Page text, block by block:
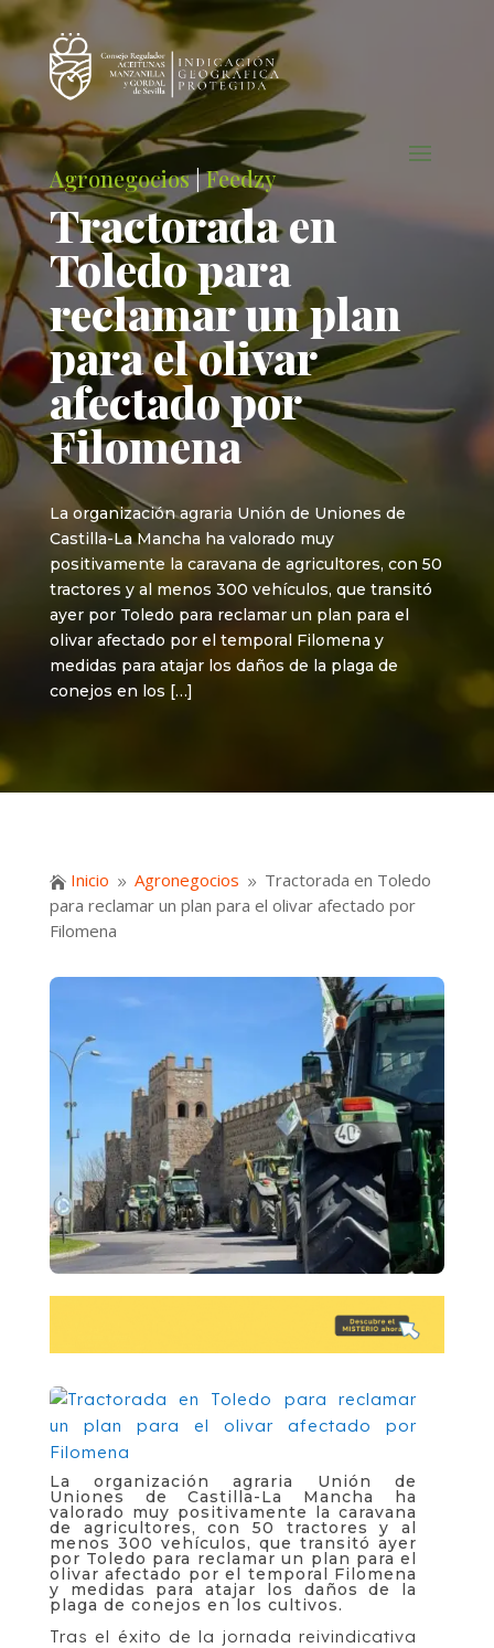
Agronegocios|Feedzy
Tractorada en
Toledo para
reclamar un plan
para el olivar
afectado por
Filomena
La organización agraria Unión de Uniones de
Castilla-La Mancha ha valorado muy
positivamente la caravana de agricultores, con 50
tractores y al menos 300 vehículos, que transitó
ayer por Toledo para reclamar un plan para el
olivar afectado por el temporal Filomena y
medidas para atajar los daños de la plaga de
conejos en los […]
 Inicio 9 Agronegocios 9 Tractorada en Toledo
para reclamar un plan para el olivar afectado por
Filomena
La organización agraria Unión de
Uniones de Castilla-La Mancha ha
valorado muy positivamente la caravana
de agricultores, con 50 tractores y al
menos 300 vehículos, que transitó ayer
por Toledo para reclamar un plan para el
olivar afectado por el temporal Filomena
y medidas para atajar los daños de la
plaga de conejos en los cultivos.
Tras el éxito de la jornada reivindicativa